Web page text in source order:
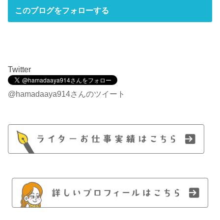
このブログをフォローする
Twitter
@hamadaaya914さんのツイート